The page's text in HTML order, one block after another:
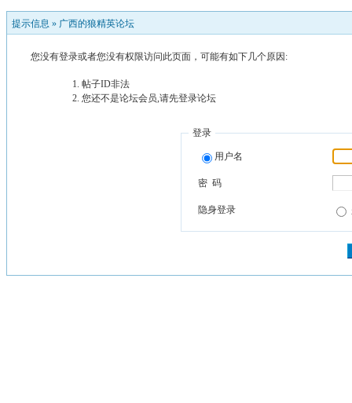
提示信息 » 广西的狼精英论坛
您没有登录或者您没有权限访问此页面，可能有如下几个原因:
帖子ID非法
您还不是论坛会员,请先登录论坛
登录
用户名
密 码
隐身登录